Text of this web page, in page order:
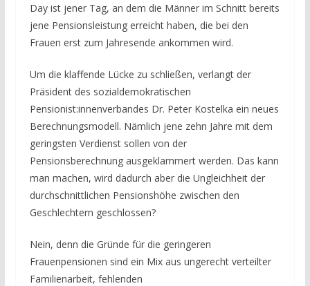
Day ist jener Tag, an dem die Männer im Schnitt bereits
jene Pensionsleistung erreicht haben, die bei den
Frauen erst zum Jahresende ankommen wird.
Um die klaffende Lücke zu schließen, verlangt der
Präsident des sozialdemokratischen
Pensionist:innenverbandes Dr. Peter Kostelka ein neues
Berechnungsmodell. Nämlich jene zehn Jahre mit dem
geringsten Verdienst sollen von der
Pensionsberechnung ausgeklammert werden. Das kann
man machen, wird dadurch aber die Ungleichheit der
durchschnittlichen Pensionshöhe zwischen den
Geschlechtern geschlossen?
Nein, denn die Gründe für die geringeren
Frauenpensionen sind ein Mix aus ungerecht verteilter
Familienarbeit, fehlenden